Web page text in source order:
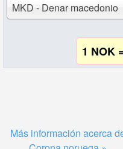
MKD - Denar macedonio
1 NOK
Más información acerca